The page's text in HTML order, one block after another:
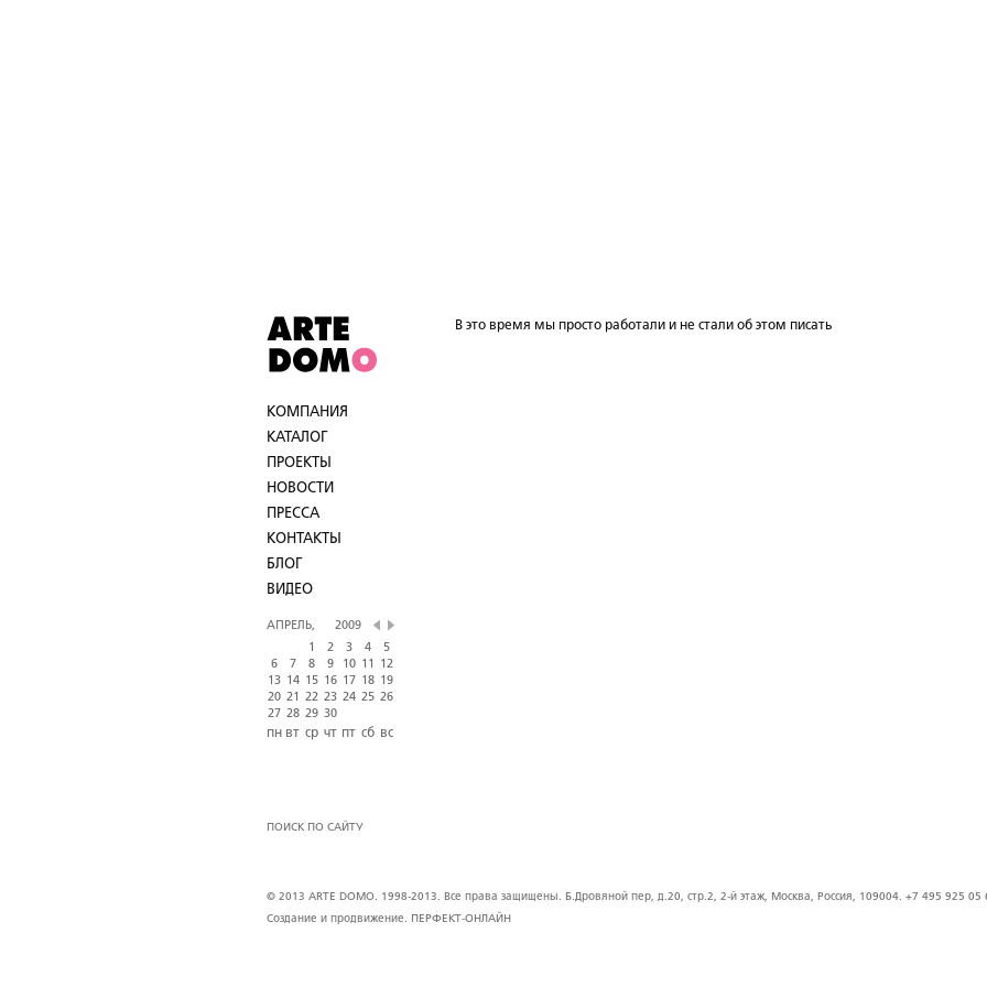
КОМПАНИЯ
КАТАЛОГ
ПРОЕКТЫ
НОВОСТИ
ПРЕССА
КОНТАКТЫ
БЛОГ
ВИДЕО
АПРЕЛЬ,
2009
1
2 3 4
5
6
7 8 9 10 11
12
13 14 15 16 17 18
19
20 21 22 23 24 25 26
27 28 29 30
пн вт ср чт пт сб вс
ПОИСК ПО САЙТУ
В это время мы просто работали и не стали об этом писать
© 2013 ARTE DOMO. 1998-2013. Все права защищены. Б.Дровяной пер, д.20, стр.2, 2-й этаж, Москва, Россия, 109004. +7 495 925 05
Создание и продвижение. ПЕРФЕКТ-ОНЛАЙН